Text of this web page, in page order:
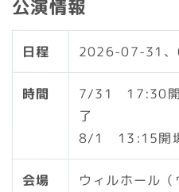
公演情報
日程 2026-07-31
時間 7/31 17:30開
了
8/1 13:15開
会場 ウィルホール（